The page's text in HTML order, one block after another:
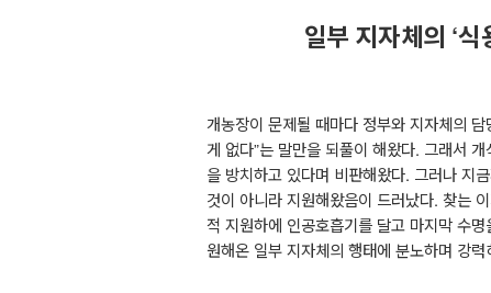
일부 지자체의 ‘식
개농장이 문제될 때마다 정부와 지자체의
게 없다”는 말만을 되풀이 해왔다. 그래서
을 방치하고 있다며 비판해왔다. 그러나 지
것이 아니라 지원해왔음이 드러났다. 찾는
적 지원하에 인공호흡기를 달고 마지막 수
원해온 일부 지자체의 행태에 분노하며 강